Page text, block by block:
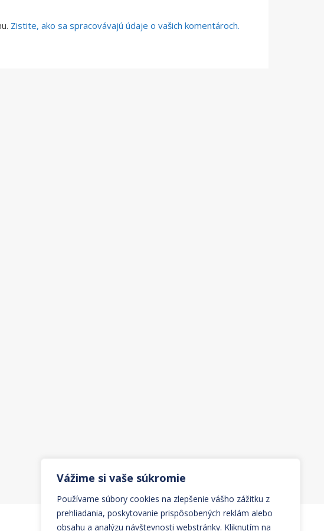
Vážime si vaše súkromie
Používame súbory cookies na zlepšenie vášho zážitku z
prehliadania, poskytovanie prispôsobených reklám alebo
obsahu a analýzu návštevnosti webstránky. Kliknutím na
Zistite, ako sa spracovávajú údaje o vašich komentároch.